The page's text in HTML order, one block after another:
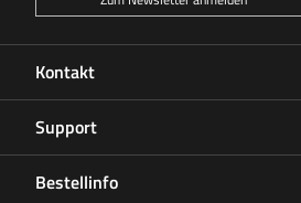
Kontakt
Support
Bestellinfo